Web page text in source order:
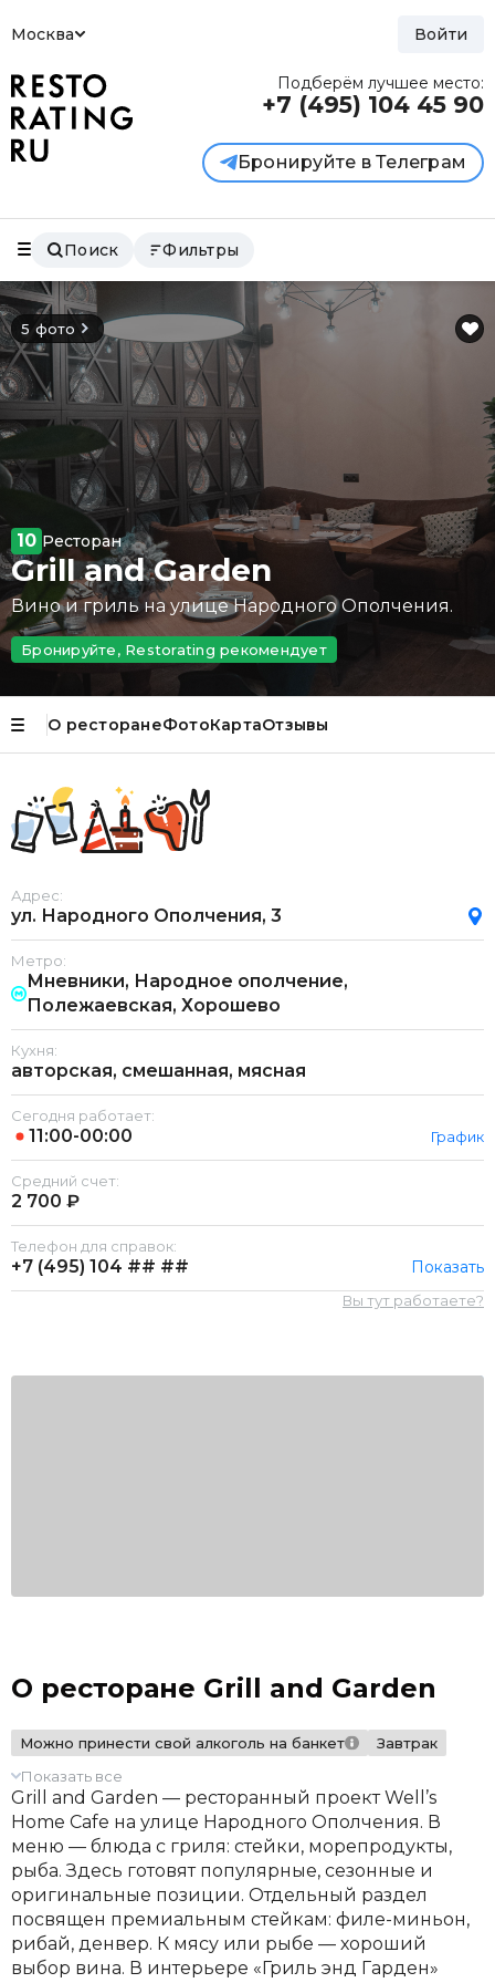
Москва Войти
Подберём лучшее место:
+7 (495) 104 45 90
Бронируйте в Телеграм
Поиск Фильтры
5 фото
10 Ресторан
Grill and Garden
Вино и гриль на улице Народного Ополчения.
Бронируйте, Restorating рекомендует
О ресторанеФотоКартаОтзывы
Адрес:
ул. Народного Ополчения, 3
Метро:
Мневники, Народное ополчение,
Полежаевская, Хорошево
Кухня:
авторская, смешанная, мясная
Сегодня работает:
11:00-00:00 График
Средний счет:
2 700 ₽
Телефон для справок:
+7 (495) 104 ## ## Показать
Вы тут работаете?
О ресторане Grill and Garden
Можно принести свой алкоголь на банкет
Завтрак
Показать все
Grill and Garden — ресторанный проект Well’s
Home Cafе на улице Народного Ополчения. В
меню — блюда с гриля: стейки, морепродукты,
рыба. Здесь готовят популярные, сезонные и
оригинальные позиции. Отдельный раздел
посвящен премиальным стейкам: филе-миньон,
рибай, денвер. К мясу или рыбе — хороший
выбор вина. В интерьере «Гриль энд Гарден»